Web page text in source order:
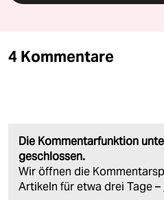
4 Kommentare
Die Kommentarfunktion
geschlossen.
Wir öffnen die
Artikeln für etwa drei Tage –